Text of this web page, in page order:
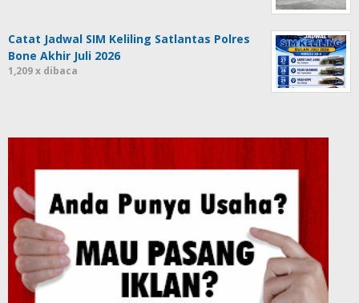
Catat Jadwal SIM Keliling Satlantas Polres
Bone Akhir Juli 2026
1,209 x dibaca